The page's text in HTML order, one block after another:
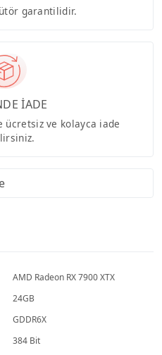
garantilidir.
İADE
ücretsiz ve kolayca iade
AMD Radeon RX 7900 XTX
24GB
GDDR6X
384 Bit